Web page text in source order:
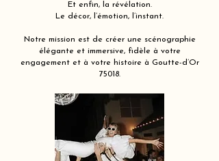
Et enfin, la révélation.
Le décor, l’émotion, l’instant.
Notre mission est de créer une scénographie
élégante et immersive, fidèle à votre
engagement et à votre histoire à Goutte-d’Or
75018.